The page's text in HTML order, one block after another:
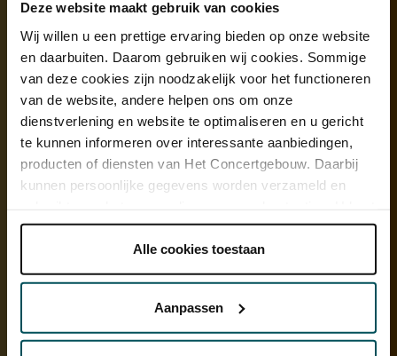
Deze website maakt gebruik van cookies
Wij willen u een prettige ervaring bieden op onze website
en daarbuiten. Daarom gebruiken wij cookies. Sommige
van deze cookies zijn noodzakelijk voor het functioneren
van de website, andere helpen ons om onze
dienstverlening en website te optimaliseren en u gericht
te kunnen informeren over interessante aanbiedingen,
producten of diensten van Het Concertgebouw. Daarbij
kunnen persoonlijke gegevens worden verzameld en
onder 'aanpassen' zelf welke cookies wij mogen
Lees onze cookieverklaring hier. Lees onze
Via decookieverklaringop onze website kunt u uw
Alle cookies toestaan
Aanpassen